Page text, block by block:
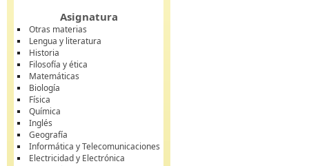
Asignatura
Otras materias
Lengua y literatura
Historia
Filosofía y ética
Matemáticas
Biología
Física
Química
Inglés
Geografía
Informática y Telecomunicaciones
Electricidad y Electrónica